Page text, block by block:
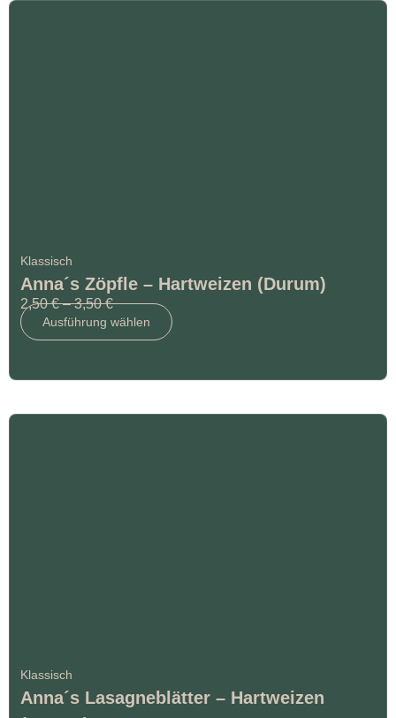
Klassisch
Anna´s Zöpfle – Hartweizen (Durum)
2,50€ –3,50€
Ausführung wählen
Klassisch
Anna´s Lasagneblätter – Hartweizen